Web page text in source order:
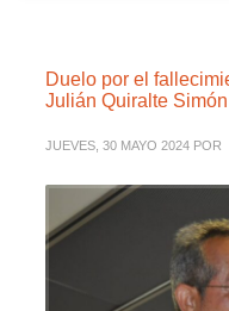
Duelo por el
Julián Quiralte Simón
JUEVES, 30 MAYO 2024 POR